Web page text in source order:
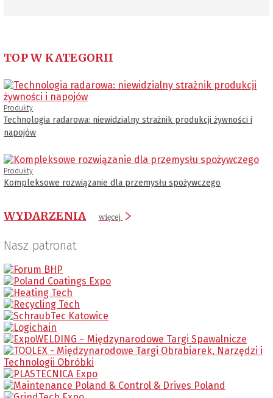
TOP W KATEGORII
Produkty
Technologia radarowa: niewidzialny strażnik produkcji żywności i
napojów
Produkty
Kompleksowe rozwiązanie dla przemysłu spożywczego
WYDARZENIA więcej
Nasz patronat